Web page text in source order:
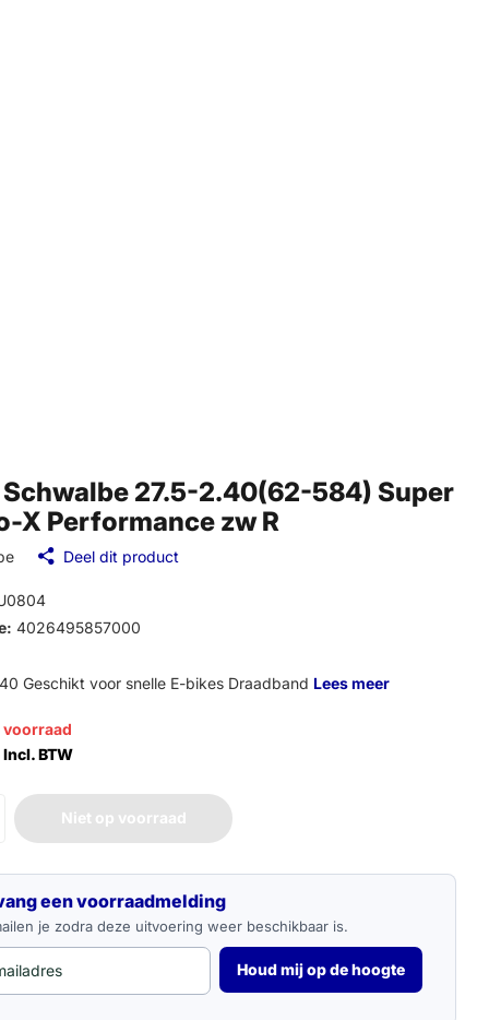
Schwalbe 27.5-2.40(62-584) Super
X Performance zw R
Deel dit product
4026495857000
Geschikt voor snelle E-bikes Draadband Lees meer
voorraad
BTW
Niet op voorraad
een voorraadmelding
je zodra deze uitvoering weer beschikbaar is.
Houd mij op de hoogte